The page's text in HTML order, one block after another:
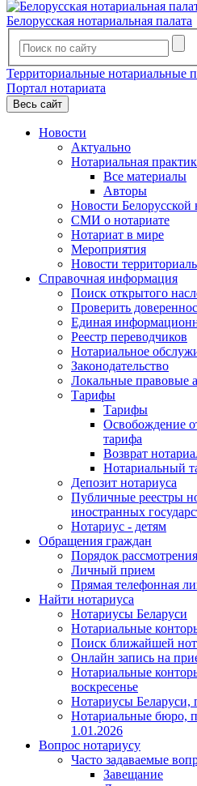
Белорусская нотариальная палата
Территориальные нотариальные
Портал нотариата
Весь сайт
Новости
Актуально
Нотариальная
Все материалы
Авторы
Новости Белорусской
СМИ о нотариате
Нотариат в мире
Мероприятия
Новости
Справочная информация
Поиск открытого
Проверить
Единая
Реестр переводчиков
Нотариальное
Законодательство
Локальные правовые
Тарифы
Тарифы
Освобождение
тарифа
Возврат
Нотариальный
Депозит нотариуса
Публичные реестры
иностранных
Нотариус - детям
Обращения граждан
Порядок
Личный прием
Прямая телефонная
Найти нотариуса
Нотариусы Беларуси
Нотариальные
Поиск ближайшей
Онлайн запись на
Нотариальные
воскресенье
Нотариусы Беларуси,
Нотариальные бюро,
1.01.2026
Вопрос нотариусу
Часто задаваемые
Завещание